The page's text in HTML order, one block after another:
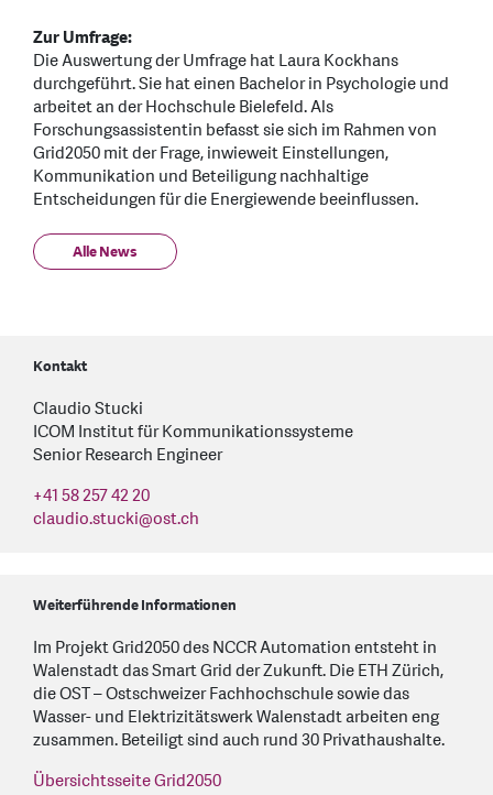
Zur Umfrage:
Die Auswertung der Umfrage hat Laura Kockhans
durchgeführt. Sie hat einen Bachelor in Psychologie und
arbeitet an der Hochschule Bielefeld. Als
Forschungsassistentin befasst sie sich im Rahmen von
Grid2050 mit der Frage, inwieweit Einstellungen,
Kommunikation und Beteiligung nachhaltige
Entscheidungen für die Energiewende beeinflussen.
Alle News
Kontakt
Claudio Stucki
ICOM Institut für Kommunikationssysteme
Senior Research Engineer
+41 58 257 42 20
claudio.stucki@ost.ch
Weiterführende Informationen
Im Projekt Grid2050 des NCCR Automation entsteht in
Walenstadt das Smart Grid der Zukunft. Die ETH Zürich,
die OST – Ostschweizer Fachhochschule sowie das
Wasser- und Elektrizitätswerk Walenstadt arbeiten eng
zusammen. Beteiligt sind auch rund 30 Privathaushalte.
Übersichtsseite Grid2050